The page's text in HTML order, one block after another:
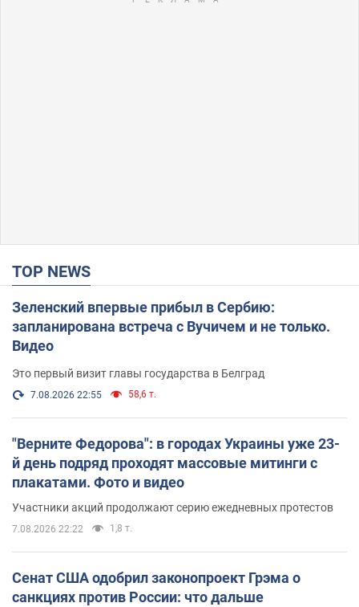
TOP NEWS
Зеленский впервые прибыл в Сербию:
запланирована встреча с Вучичем и не только.
Видео
Это первый визит главы государства в Белград
7.08.2026 22:55 58,6 т.
"Верните Федорова": в городах Украины уже 23-
й день подряд проходят массовые митинги с
плакатами. Фото и видео
Участники акций продолжают серию ежедневных протестов
7.08.2026 22:22 1,8 т.
Сенат США одобрил законопроект Грэма о
санкциях против России: что дальше